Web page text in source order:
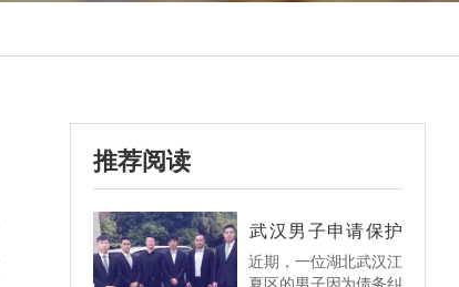
推荐阅读
​武汉男子申请保护
弟保镖保护安全
近期，一位湖北武汉江